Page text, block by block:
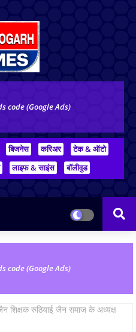
code (Google Ads)
बिजनेस करिअर
टेक & ऑटो
लाइफ & साइंस बॉलीवुड
code (Google Ads)
शिक्षक रुठियाई जैन समाज के अध्यक्ष